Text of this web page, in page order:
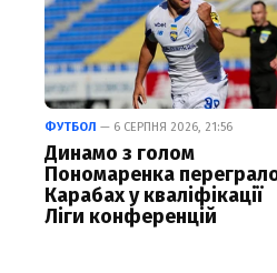
ФУТБОЛ — 6 СЕРПНЯ 2026, 21:56
Динамо з голом
Пономаренка
Карабах у кваліфікації
Ліги конференцій